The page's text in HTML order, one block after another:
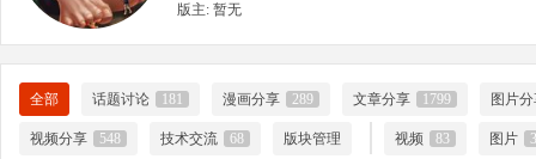
版主: 暂无
全部 话题讨论 181 漫画分享 289 文章分享 1799 图片
视频分享 548 技术交流 68 版块管理 视频 83 图片